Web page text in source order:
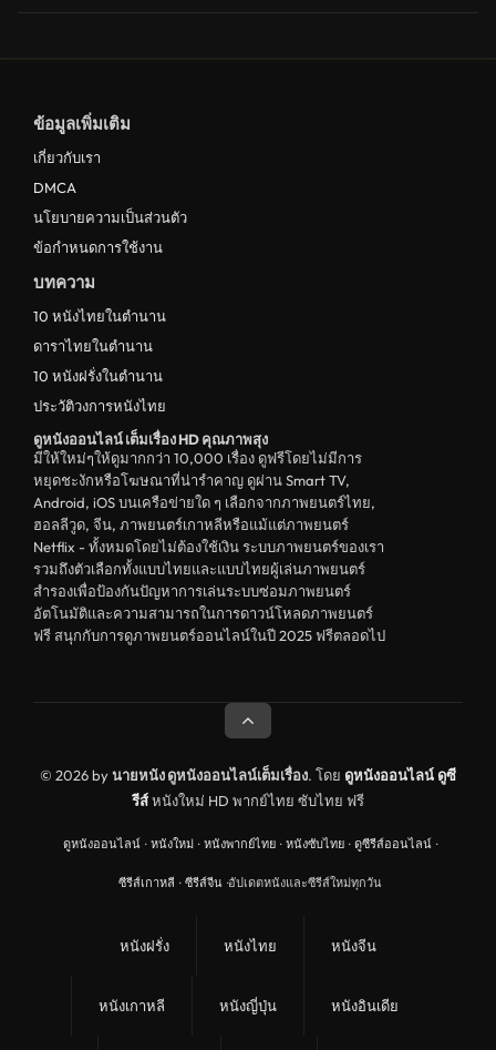
ข้อมูลเพิ่มเติม
เกี่ยวกับเรา
DMCA
นโยบายความเป็นส่วนตัว
ข้อกำหนดการใช้งาน
บทความ
10 หนังไทยในตำนาน
ดาราไทยในตำนาน
10 หนังฝรั่งในตำนาน
ประวัติวงการหนังไทย
ดูหนังออนไลน์ เต็มเรื่อง HD คุณภาพสุง
มีให้ใหม่ๆให้ดูมากกว่า 10,000 เรื่อง ดูฟรีโดยไม่มีการ
หยุดชะงักหรือโฆษณาที่น่ารำคาญ ดูผ่าน Smart TV,
Android, iOS บนเครือข่ายใด ๆ เลือกจากภาพยนตร์ไทย,
ฮอลลีวูด, จีน, ภาพยนตร์เกาหลีหรือแม้แต่ภาพยนตร์
Netflix - ทั้งหมดโดยไม่ต้องใช้เงิน ระบบภาพยนตร์ของเรา
รวมถึงตัวเลือกทั้งแบบไทยและแบบไทยผู้เล่นภาพยนตร์
สำรองเพื่อป้องกันปัญหาการเล่นระบบซ่อมภาพยนตร์
อัตโนมัติและความสามารถในการดาวน์โหลดภาพยนตร์
ฟรี สนุกกับการดูภาพยนตร์ออนไลน์ในปี 2025 ฟรีตลอดไป
© 2026 byนายหนัง ดูหนังออนไลน์เต็มเรื่อง. โดย ดูหนังออนไลน์ ดูซี
รีส์หนังใหม่ HD พากย์ไทย ซับไทย ฟรี
ดูหนังออนไลน์ · หนังใหม่ · หนังพากย์ไทย · หนังซับไทย · ดูซีรีส์ออนไลน์ ·
ซีรีส์เกาหลี · ซีรีส์จีน ·อัปเดตหนังและซีรีส์ใหม่ทุกวัน
หนังฝรั่ง หนังไทย หนังจีน
หนังเกาหลี หนังญี่ปุ่น หนังอินเดีย